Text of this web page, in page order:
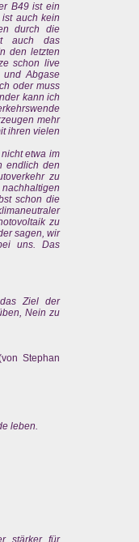
B49 ist ein
auch kein
durch die
auch das
den letzten
schon live
Abgase
oder muss
kann ich
mehr
ihren vielen
etwa im
endlich den
zu
schon die
zu
sagen, wir
uns. Das
Ziel der
Nein zu
Stephan
leben.